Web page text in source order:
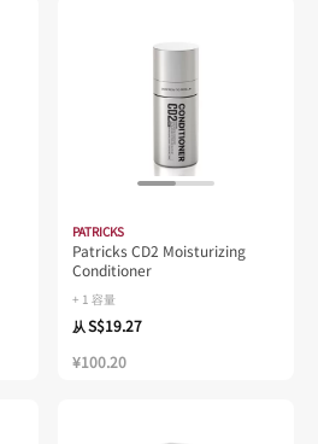
PATRICKS
Patricks CD2 Moisturizing
Conditioner
+ 1 容量
从S$19.27
¥100.20